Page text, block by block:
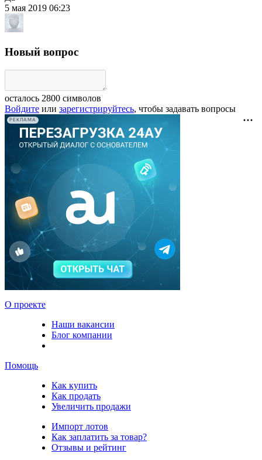
5 мая 2019 06:23
Новый вопрос
осталось 2800 символов
Войдите или зарегистрируйтесь, чтобы задавать вопросы
РЕКЛАМА
О проекте
Наши вакансии
Блог компании
Помощь
Как купить
Как продать
Увеличить продажи
Импорт лотов
Как заплатить за товар?
Отзывы и рейтинг